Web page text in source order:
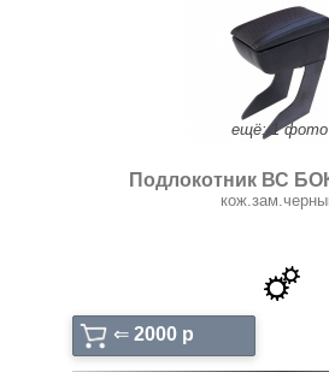
ещё: 1 фото
Подлокотник ВС
⇐ 2000 p